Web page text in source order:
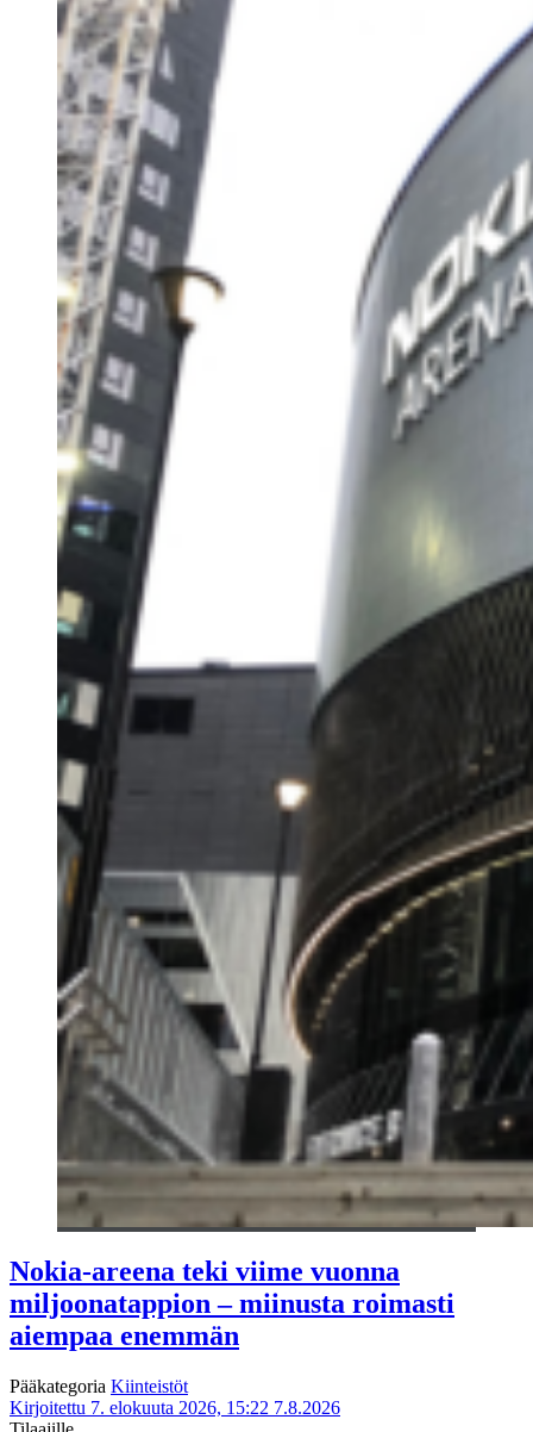
Nokia-areena teki viime vuonna
miljoonatappion – miinusta roimasti
aiempaa enemmän
Pääkategoria Kiinteistöt
Kirjoitettu 7. elokuuta 2026, 15:22 7.8.2026